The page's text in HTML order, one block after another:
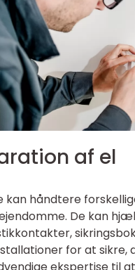
af el
kan håndtere
De kan
for at